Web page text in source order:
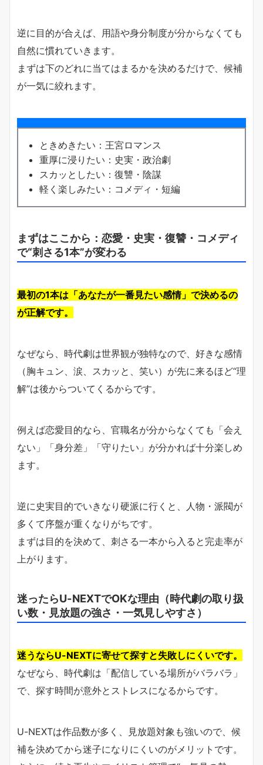
逆に目的が合えば、用語や身分制度が分からなくても
自然に慣れていきます。
まずは下のどれに当てはまるかを決めるだけで、候補
が一気に絞れます。
ときめきたい：王宮ロマンス
重厚に浸りたい：史実・政治劇
スカッとしたい：復讐・陰謀
軽く楽しみたい：コメディ・短編
まずはここから：恋愛・史実・復讐・コメディ
で“刺さる1本”が変わる
最初の1本は「あなたが一番見たい感情」で決めるの
が正解です。
なぜなら、時代劇は世界観が独特なので、好きな感情
（胸キュン、涙、スカッと、笑い）が先に来るほど“理
解”は後からついてくるからです。
例えば恋愛目的なら、官職名が分からなくても「会え
ない」「身分差」「守りたい」が分かれば十分楽しめ
ます。
逆に史実目的でいきなり硬派に行くと、人物・派閥が
多くて序盤が重くなりがちです。
まずは目的を決めて、刺さる一本から入ると完走率が
上がります。
迷ったらU-NEXTでOKな理由（時代劇の取り扱
い数・見放題の強さ・一気見しやすさ）
迷うならU-NEXTに寄せて探すと失敗しにくいです。
なぜなら、時代劇は「配信している場所がバラバラ」
で、探す時間が意外とストレスになるからです。
U-NEXTは作品数が多く、見放題対象も強いので、候
補を決めてから迷子になりにくいのがメリットです。